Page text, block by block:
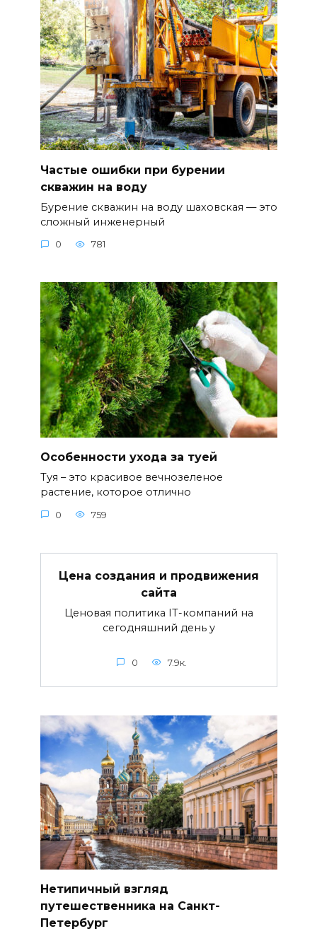
Частые ошибки при бурении
скважин на воду
Бурение скважин на воду шаховская — это
сложный инженерный
0 781
Особенности ухода за туей
Туя – это красивое вечнозеленое
растение, которое отлично
0 759
Цена создания и продвижения
сайта
Ценовая политика IT-компаний на
сегодняшний день у
0 7.9к.
Нетипичный взгляд
путешественника на Санкт-
Петербург